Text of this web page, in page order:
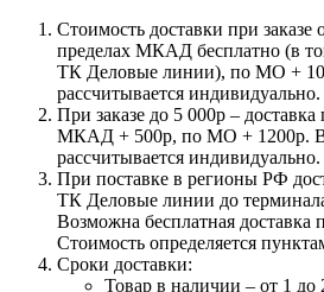
Стоимость доставки при заказе
пределах МКАД бесплатно (в
ТК Деловые линии), по МО +
рассчитывается индивидуально.
При заказе до 5 000р –
МКАД + 500р, по МО + 1200р.
рассчитывается индивидуально.
При поставке в регионы РФ
ТК Деловые линии до
Возможна бесплатная доставка
Стоимость определяется
Сроки доставки:
Товар в наличии – от 1